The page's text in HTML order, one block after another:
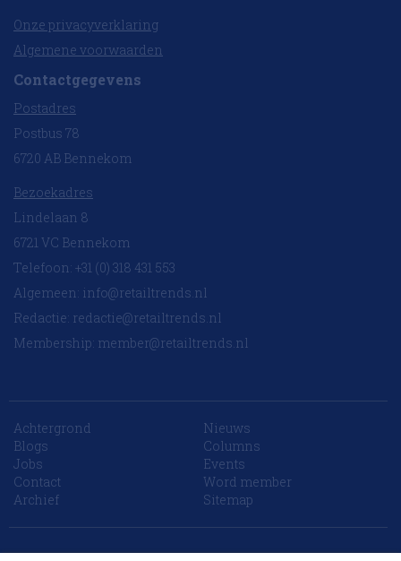
Onze privacyverklaring
Algemene voorwaarden
Contactgegevens
Postadres
Postbus 78
6720 AB Bennekom
Bezoekadres
Lindelaan 8
6721 VC Bennekom
Telefoon: +31 (0) 318 431 553
Algemeen: info@retailtrends.nl
Redactie: redactie@retailtrends.nl
Membership: member@retailtrends.nl
Achtergrond
Nieuws
Blogs
Columns
Jobs
Events
Contact
Word member
Archief
Sitemap